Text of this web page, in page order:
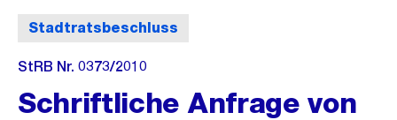
Stadtratsbeschluss
StRB Nr. 0373/2010
Schriftliche Anfrage von